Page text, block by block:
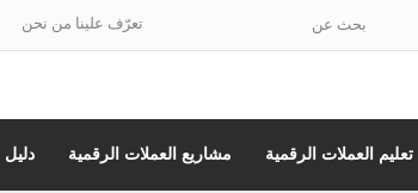
انستقرام
بحث تعرّف علينا من نحن
تعليم العملات الرقمية مشاريع العملات الرقمية دليل